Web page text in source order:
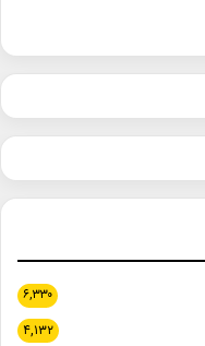
۶,۳۳۰
۴,۱۳۲